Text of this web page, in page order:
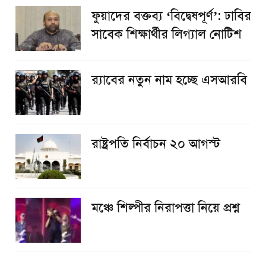
ফুয়াদের বক্তব্য ‘বিদ্বেষপূর্ণ’: ঢাবির
সাবেক শিক্ষার্থীর লিগ্যাল নোটিশ
র‌্যাবের নতুন নাম হচ্ছে এসআরবি
রাষ্ট্রপতি নির্বাচন ২০ আগস্ট
​মঞ্চে শিল্পীর নিরাপত্তা নিয়ে প্রশ্ন